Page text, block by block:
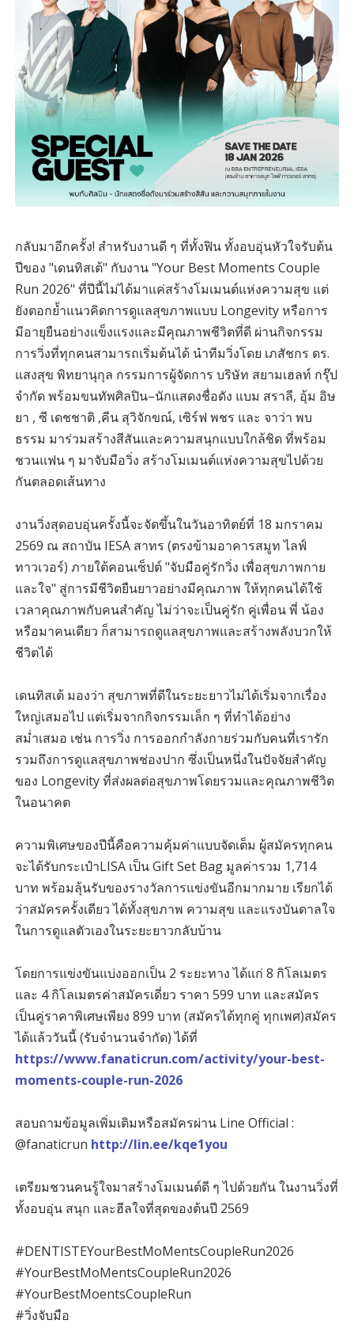
กลับมาอีกครั้ง! สำหรับงานดี ๆ ที่ทั้งฟิน ทั้งอบอุ่นหัวใจรับต้น
ปีของ "เดนทิสเต้" กับงาน "Your Best Moments Couple
Run 2026" ที่ปีนี้ไม่ได้มาแค่สร้างโมเมนต์แห่งความสุข แต่
ยังตอกย้ำแนวคิดการดูแลสุขภาพแบบ Longevity หรือการ
มีอายุยืนอย่างแข็งแรงและมีคุณภาพชีวิตที่ดี ผ่านกิจกรรม
การวิ่งที่ทุกคนสามารถเริ่มต้นได้ นำทีมวิ่งโดย เภสัชกร ดร.
แสงสุข พิทยานุกุล กรรมการผู้จัดการ บริษัท สยามเฮลท์ กรุ๊ป
จำกัด พร้อมขนทัพศิลปิน–นักแสดงชื่อดัง แบม สราลี, อุ้ม อิษ
ยา , ซี เดชชาติ ,คีน สุวิจักขณ์, เซิร์ฟ พชร และ จาว่า พบ
ธรรม มาร่วมสร้างสีสันและความสนุกแบบใกล้ชิด ที่พร้อม
ชวนแฟน ๆ มาจับมือวิ่ง สร้างโมเมนต์แห่งความสุขไปด้วย
กันตลอดเส้นทาง
งานวิ่งสุดอบอุ่นครั้งนี้จะจัดขึ้นในวันอาทิตย์ที่ 18 มกราคม
2569 ณ สถาบัน IESA สาทร (ตรงข้ามอาคารสมูท ไลฟ์
ทาวเวอร์) ภายใต้คอนเซ็ปต์ "จับมือคู่รักวิ่ง เพื่อสุขภาพกาย
และใจ" สู่การมีชีวิตยืนยาวอย่างมีคุณภาพ ให้ทุกคนได้ใช้
เวลาคุณภาพกับคนสำคัญ ไม่ว่าจะเป็นคู่รัก คู่เพื่อน พี่ น้อง
หรือมาคนเดียว ก็สามารถดูแลสุขภาพและสร้างพลังบวกให้
ชีวิตได้
เดนทิสเต้ มองว่า สุขภาพที่ดีในระยะยาวไม่ได้เริ่มจากเรื่อง
ใหญ่เสมอไป แต่เริ่มจากกิจกรรมเล็ก ๆ ที่ทำได้อย่าง
สม่ำเสมอ เช่น การวิ่ง การออกกำลังกายร่วมกับคนที่เรารัก
รวมถึงการดูแลสุขภาพช่องปาก ซึ่งเป็นหนึ่งในปัจจัยสำคัญ
ของ Longevity ที่ส่งผลต่อสุขภาพโดยรวมและคุณภาพชีวิต
ในอนาคต
ความพิเศษของปีนี้คือความคุ้มค่าแบบจัดเต็ม ผู้สมัครทุกคน
จะได้รับกระเป๋าLISA เป็น Gift Set Bag มูลค่ารวม 1,714
บาท พร้อมลุ้นรับของรางวัลการแข่งขันอีกมากมาย เรียกได้
ว่าสมัครครั้งเดียว ได้ทั้งสุขภาพ ความสุข และแรงบันดาลใจ
ในการดูแลตัวเองในระยะยาวกลับบ้าน
โดยการแข่งขันแบ่งออกเป็น 2 ระยะทาง ได้แก่ 8 กิโลเมตร
และ 4 กิโลเมตรค่าสมัครเดี่ยว ราคา 599 บาท และสมัคร
เป็นคู่ราคาพิเศษเพียง 899 บาท (สมัครได้ทุกคู่ ทุกเพศ)สมัคร
ได้แล้ววันนี้ (รับจำนวนจำกัด) ได้ที่
https://www.fanaticrun.com/activity/your-best-
moments-couple-run-2026
สอบถามข้อมูลเพิ่มเติมหรือสมัครผ่าน Line Official :
@fanaticrun http://lin.ee/kqe1you
เตรียมชวนคนรู้ใจมาสร้างโมเมนต์ดี ๆ ไปด้วยกัน ในงานวิ่งที่
ทั้งอบอุ่น สนุก และฮีลใจที่สุดของต้นปี 2569
#DENTISTEYourBestMoMentsCoupleRun2026
#YourBestMoMentsCoupleRun2026
#YourBestMoentsCoupleRun
#วิ่งจับมือ